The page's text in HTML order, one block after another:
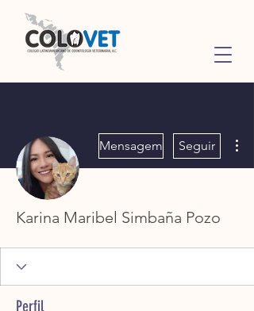
Mensagem Seguir
Karina Maribel Simbaña Pozo
Perfil